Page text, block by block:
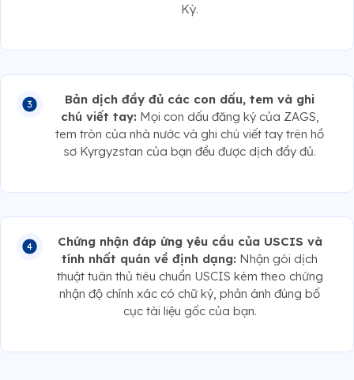
Kỳ.
Bản dịch đầy đủ các con dấu, tem và ghi
chú viết tay: Mọi con dấu đăng ký của ZAGS,
tem tròn của nhà nước và ghi chú viết tay trên hồ
sơ Kyrgyzstan của bạn đều được dịch đầy đủ.
Chứng nhận đáp ứng yêu cầu của USCIS và
tính nhất quán về định dạng: Nhận gói dịch
thuật tuân thủ tiêu chuẩn USCIS kèm theo chứng
nhận độ chính xác có chữ ký, phản ánh đúng bố
cục tài liệu gốc của bạn.